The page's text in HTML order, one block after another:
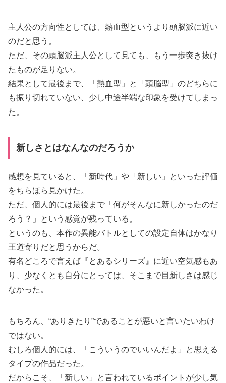
主人公の方向性としては、熱血型というより頭脳派に近い
のだと思う。
ただ、その頭脳派主人公として見ても、もう一歩突き抜け
たものが足りない。
結果として最後まで、「熱血型」と「頭脳型」のどちらに
も振り切れていない、少し中途半端な印象を受けてしまっ
た。
新しさとはなんなのだろうか
感想を見ていると、「新時代」や「新しい」といった評価
をちらほら見かけた。
ただ、個人的には最後まで「何がそんなに新しかったのだ
ろう？」という感覚が残っている。
というのも、本作の異能バトルとしての設定自体はかなり
王道寄りだと思うからだ。
有名どころで言えば『とあるシリーズ』に近い空気感もあ
り、少なくとも自分にとっては、そこまで目新しさは感じ
なかった。
もちろん、“ありきたり”であることが悪いと言いたいわけ
ではない。
むしろ個人的には、「こういうのでいいんだよ」と思える
タイプの作品だった。
だからこそ、「新しい」と言われているポイントが少し気